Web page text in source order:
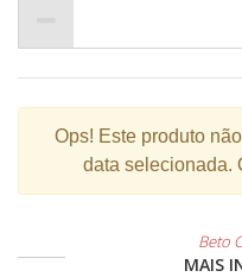
Ops! Este produto
data selecionada.
Beto
MAIS